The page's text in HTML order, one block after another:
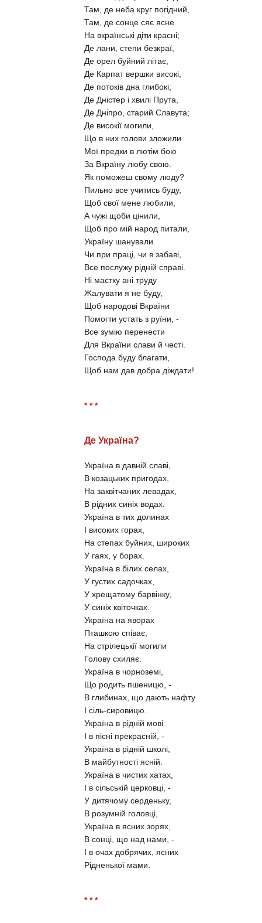
Там, де неба круг погідний,
Там, де сонце сяє ясне
На вкраїнські діти красні;
Де лани, степи безкраї,
Де орел буйний літає,
Де Карпат вершки високі,
Де потоків дна глибокі;
Де Дністер і хвилі Прута,
Де Дніпро, старий Славута;
Де високії могили,
Що в них голови зложили
Мої предки в лютім бою
За Вкраїну любу свою.
Як поможеш свому люду?
Пильно все учитись буду,
Щоб свої мене любили,
А чужі щоби цінили,
Щоб про мій народ питали,
Україну шанували.
Чи при праці, чи в забаві,
Все послужу рідній справі.
Ні маєтку ані труду
Жалувати я не буду,
Щоб народові Вкраїни
Помогти устать з руїни, -
Все зумію перенести
Для Вкраїни слави й честі.
Господа буду благати,
Щоб нам дав добра діждати!
* * *
Де Україна?
Україна в давній славі,
В козацьких пригодах,
На заквітчаних левадах,
В рідних синіх водах.
Україна в тих долинах
І високих горах,
На степах буйних, широких
У гаях, у борах.
Україна в білих селах,
У густих садочках,
У хрещатому барвінку,
У синіх квіточках.
Україна на яворах
Пташкою співає;
На стрілецькії могили
Голову схиляє.
Україна в чорноземі,
Що родить пшеницю, -
В глибинах, що дають нафту
І сіль-сировицю.
Україна в рідній мові
І в пісні прекрасній, -
Україна в рідній школі,
В майбутності ясній.
Україна в чистих хатах,
І в сільській церковці, -
У дитячому серденьку,
В розумній головці,
Україна в ясних зорях,
В сонці, що над нами, -
І в очах добрячих, ясних
Рідненької мами.
* * *